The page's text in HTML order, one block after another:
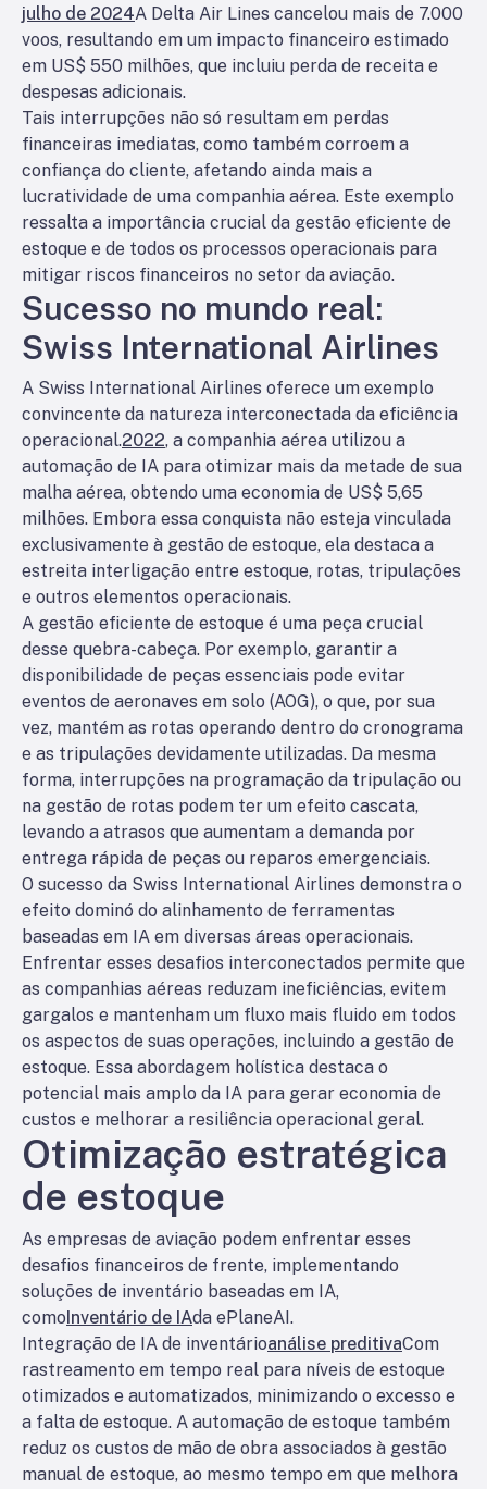
julho de 2024A Delta Air Lines cancelou mais de 7.000
voos, resultando em um impacto financeiro estimado
em US$ 550 milhões, que incluiu perda de receita e
despesas adicionais.
Tais interrupções não só resultam em perdas
financeiras imediatas, como também corroem a
confiança do cliente, afetando ainda mais a
lucratividade de uma companhia aérea. Este exemplo
ressalta a importância crucial da gestão eficiente de
estoque e de todos os processos operacionais para
mitigar riscos financeiros no setor da aviação.
Sucesso no mundo real:
Swiss International Airlines
A Swiss International Airlines oferece um exemplo
convincente da natureza interconectada da eficiência
operacional.2022, a companhia aérea utilizou a
automação de IA para otimizar mais da metade de sua
malha aérea, obtendo uma economia de US$ 5,65
milhões. Embora essa conquista não esteja vinculada
exclusivamente à gestão de estoque, ela destaca a
estreita interligação entre estoque, rotas, tripulações
e outros elementos operacionais.
A gestão eficiente de estoque é uma peça crucial
desse quebra-cabeça. Por exemplo, garantir a
disponibilidade de peças essenciais pode evitar
eventos de aeronaves em solo (AOG), o que, por sua
vez, mantém as rotas operando dentro do cronograma
e as tripulações devidamente utilizadas. Da mesma
forma, interrupções na programação da tripulação ou
na gestão de rotas podem ter um efeito cascata,
levando a atrasos que aumentam a demanda por
entrega rápida de peças ou reparos emergenciais.
O sucesso da Swiss International Airlines demonstra o
efeito dominó do alinhamento de ferramentas
baseadas em IA em diversas áreas operacionais.
Enfrentar esses desafios interconectados permite que
as companhias aéreas reduzam ineficiências, evitem
gargalos e mantenham um fluxo mais fluido em todos
os aspectos de suas operações, incluindo a gestão de
estoque. Essa abordagem holística destaca o
potencial mais amplo da IA para gerar economia de
custos e melhorar a resiliência operacional geral.
Otimização estratégica
de estoque
As empresas de aviação podem enfrentar esses
desafios financeiros de frente, implementando
soluções de inventário baseadas em IA,
comoInventário de IAda ePlaneAI.
Integração de IA de inventárioanálise preditivaCom
rastreamento em tempo real para níveis de estoque
otimizados e automatizados, minimizando o excesso e
a falta de estoque. A automação de estoque também
reduz os custos de mão de obra associados à gestão
manual de estoque, ao mesmo tempo em que melhora